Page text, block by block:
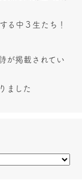
る中３生たち！
が掲載されてい
ました